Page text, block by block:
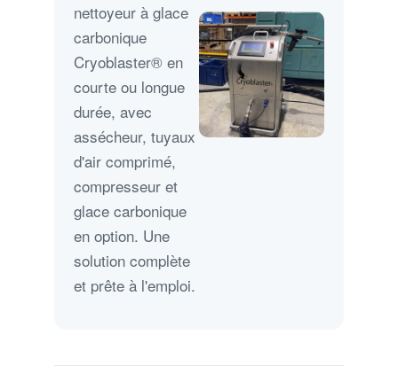
nettoyeur à glace
carbonique
Cryoblaster® en
courte ou longue
durée, avec
assécheur, tuyaux
d'air comprimé,
compresseur et
glace carbonique
en option. Une
solution complète
et prête à l'emploi.